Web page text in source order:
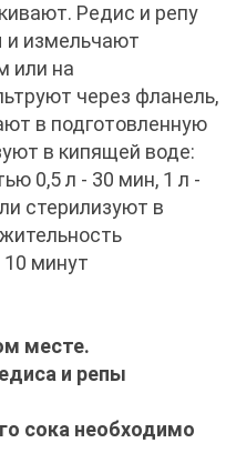
Редис и репу
измельчают
или на
через фланель,
в подготовленную
в кипящей воде:
0,5 л - 30 мин, 1 л -
стерилизуют в
минут
месте.
и репы
сока необходимо